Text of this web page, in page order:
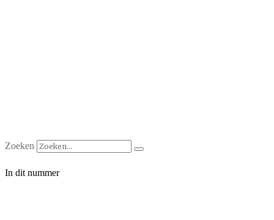
Zoeken
In dit nummer